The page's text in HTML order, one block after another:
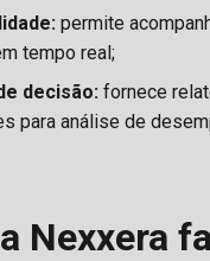
permite
tempo real;
decisão: fornece
para análise de
Nexxera